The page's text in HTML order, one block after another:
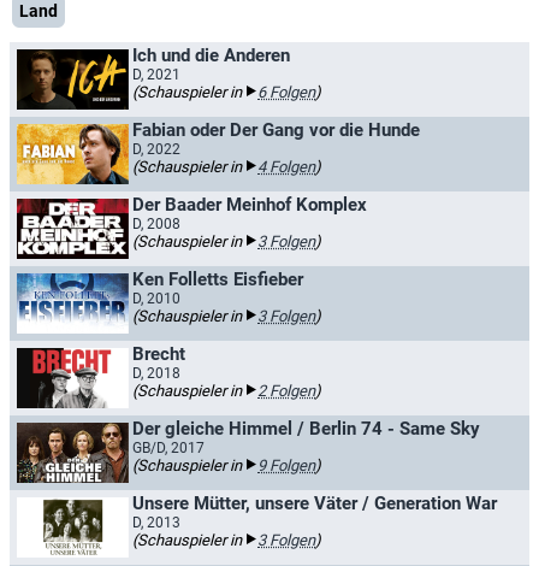
Land
Ich und die Anderen
D, 2021
(Schauspieler in 6 Folgen)
Fabian oder Der Gang vor die Hunde
D, 2022
(Schauspieler in 4 Folgen)
Der Baader Meinhof Komplex
D, 2008
(Schauspieler in 3 Folgen)
Ken Folletts Eisfieber
D, 2010
(Schauspieler in 3 Folgen)
Brecht
D, 2018
(Schauspieler in 2 Folgen)
Der gleiche Himmel / Berlin 74 - Same Sky
GB/D, 2017
(Schauspieler in 9 Folgen)
Unsere Mütter, unsere Väter / Generation War
D, 2013
(Schauspieler in 3 Folgen)